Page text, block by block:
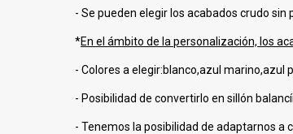
- Se pueden elegir los acabados crudo
*En el ámbito de la personalización, los
- Colores a elegir:blanco,azul marino,azul
- Posibilidad de convertirlo en sillón
- Tenemos la posibilidad de adaptarnos a